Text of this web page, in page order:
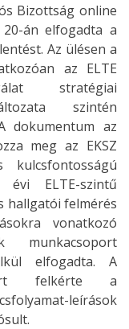
Bizottság online
án elfogadta a
Az ülésen a
az ELTE
stratégiai
szintén
dokumentum az
meg az EKSZ
ELTE-szintű
hallgatói felmérés
vonatkozó
elfogadta. A
felkérte a
leírások